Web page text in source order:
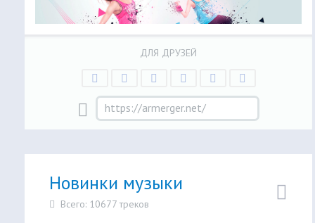
ДЛЯ ДРУЗЕЙ
Новинки музыки
Всего: 10677 треков